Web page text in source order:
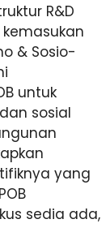
R&D
& Sosio-
untuk
sosial
yang
sedia ada,